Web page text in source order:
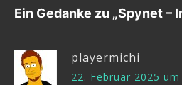
Ein Gedanke zu „Spynet –
playermichi
22. Februar 2025